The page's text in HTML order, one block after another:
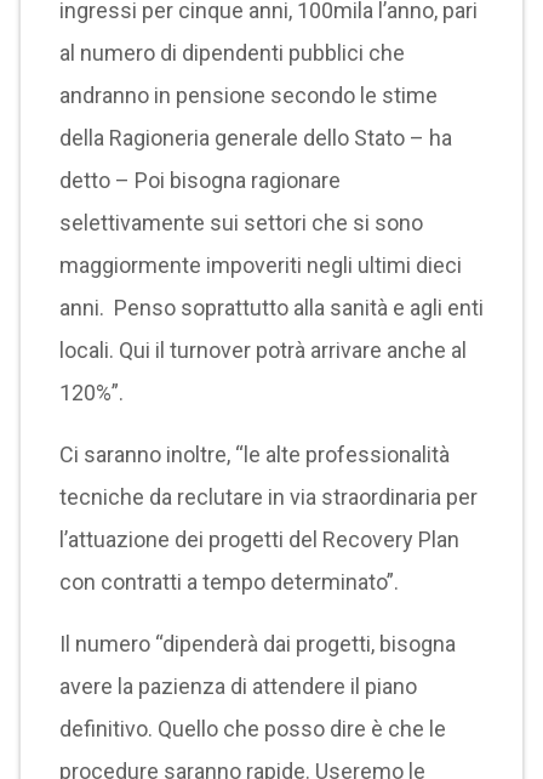
ingressi per cinque anni, 100mila l’anno, pari
al numero di dipendenti pubblici che
andranno in pensione secondo le stime
della Ragioneria generale dello Stato – ha
detto – Poi bisogna ragionare
selettivamente sui settori che si sono
maggiormente impoveriti negli ultimi dieci
anni. Penso soprattutto alla sanità e agli enti
locali. Qui il turnover potrà arrivare anche al
120%”.
Ci saranno inoltre, “le alte professionalità
tecniche da reclutare in via straordinaria per
l’attuazione dei progetti del Recovery Plan
con contratti a tempo determinato”.
Il numero “dipenderà dai progetti, bisogna
avere la pazienza di attendere il piano
definitivo. Quello che posso dire è che le
procedure saranno rapide. Useremo le